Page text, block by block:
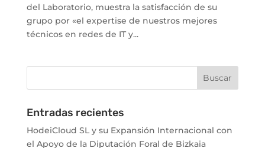
del Laboratorio, muestra la satisfacción de su
grupo por «el expertise de nuestros mejores
técnicos en redes de IT y...
Entradas recientes
HodeiCloud SL y su Expansión Internacional con
el Apoyo de la Diputación Foral de Bizkaia